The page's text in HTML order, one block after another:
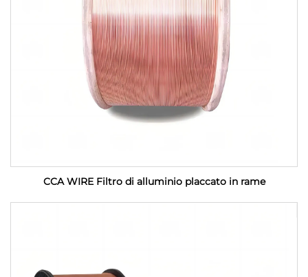
CCA WIRE Filtro di alluminio placcato in rame